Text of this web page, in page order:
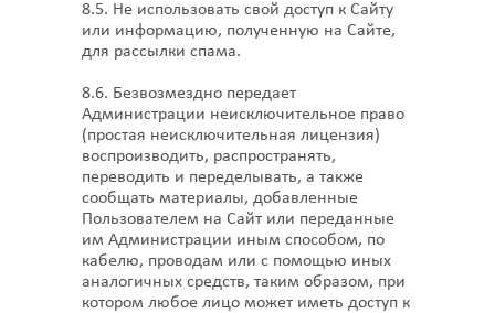
8.5. Не использовать свой доступ к Сайту
или информацию, полученную на Сайте,
для рассылки спама.
8.6. Безвозмездно передает
Администрации неисключительное право
(простая неисключительная лицензия)
воспроизводить, распространять,
переводить и переделывать, а также
сообщать материалы, добавленные
Пользователем на Сайт или переданные
им Администрации иным способом, по
кабелю, проводам или с помощью иных
аналогичных средств, таким образом, при
котором любое лицо может иметь доступ к